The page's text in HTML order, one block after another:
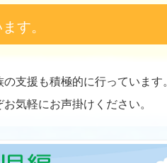
す。
支援も積極的に行っています。
気軽にお声掛けください。